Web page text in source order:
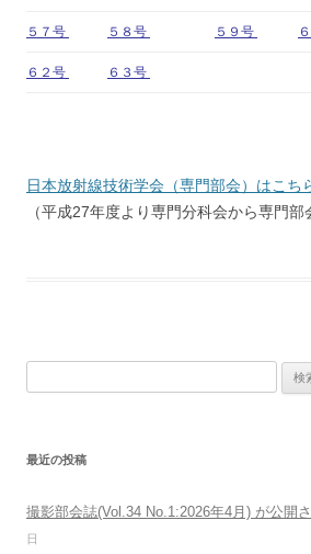
５７号 ５８号 ５９号
６２号 ６３号
日本放射線技術学会（専門部会）はこち
（平成27年度より専門分科会から専門部
索:
最近の投稿
撮影部会誌(Vol.34 No.1:2026年4月) が公開
日